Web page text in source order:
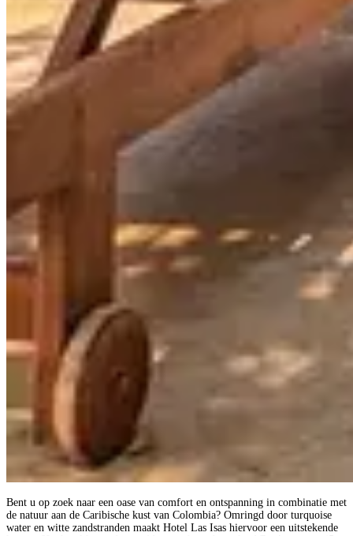
Bent u op zoek naar een oase van comfort en ontspanning in combinatie met
de natuur aan de Caribische kust van Colombia? Omringd door turquoise
water en witte zandstranden maakt Hotel Las Isas hiervoor een uitstekende